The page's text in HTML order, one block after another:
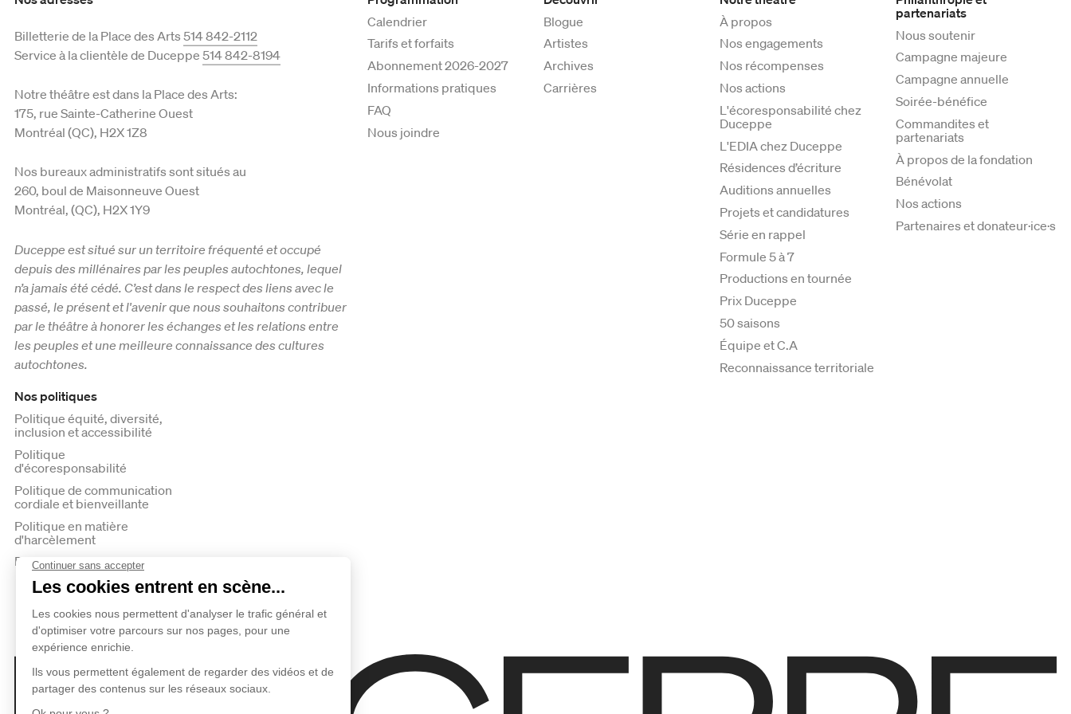
Billetterie de la Place des Arts 514 842-2112
Service à la clientèle de Duceppe 514 842-8194
Notre théâtre est dans la Place des Arts:
175, rue Sainte-Catherine Ouest
Montréal (QC), H2X 1Z8
Nos bureaux administratifs sont situés au
260, boul de Maisonneuve Ouest
Montréal, (QC), H2X 1Y9
Duceppe est situé sur un territoire fréquenté et occupé
depuis des millénaires par les peuples autochtones, lequel
n’a jamais été cédé. C’est dans le respect des liens avec le
passé, le présent et l'avenir que nous souhaitons contribuer
par le théâtre à honorer les échanges et les relations entre
les peuples et une meilleure connaissance des cultures
autochtones.
Calendrier
Tarifs et forfaits
Abonnement 2026-2027
Informations pratiques
FAQ
Nous joindre
Blogue
Artistes
Archives
Carrières
À propos
Nos engagements
Nos récompenses
Nos actions
L'écoresponsabilité chez
Duceppe
L'EDIA chez Duceppe
Résidences d’écriture
Auditions annuelles
Projets et candidatures
Série en rappel
Formule 5 à 7
Productions en tournée
Prix Duceppe
50 saisons
Équipe et C.A
Reconnaissance territoriale
partenariats
Nous soutenir
Campagne majeure
Campagne annuelle
Soirée-bénéfice
Commandites et
partenariats
À propos de la fondation
Bénévolat
Nos actions
Partenaires et donateur·ice·s
Nos politiques
Politique équité, diversité,
inclusion et accessibilité
Politique
d'écoresponsabilité
Politique de communication
cordiale et bienveillante
Politique en matière
d'harcèlement
Politique de confidentialité